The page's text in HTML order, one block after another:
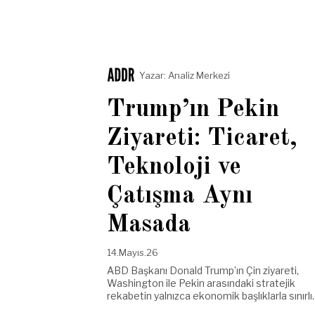
Yazar: Analiz Merkezi
Trump’ın Pekin
Ziyareti: Ticaret,
Teknoloji ve
Çatışma Aynı
Masada
14.Mayıs.26
ABD Başkanı Donald Trump’ın Çin ziyareti,
Washington ile Pekin arasındaki stratejik
rekabetin yalnızca ekonomik başlıklarla